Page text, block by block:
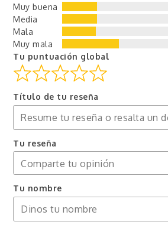
Muy buena
Media
Mala
Muy mala
Tu puntuación global
Título de tu reseña
Tu reseña
Tu nombre